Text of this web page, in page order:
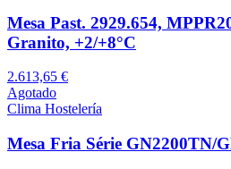
Mesa Past. 2929.654,
Granito, +2/+8°C
2.613,65 €
Agotado
Clima Hostelería
Mesa Fria Série GN2200TN/